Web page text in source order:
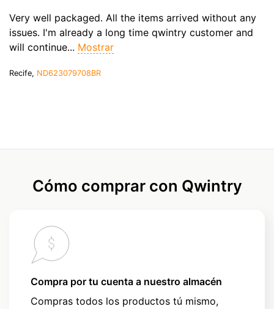
Very well packaged. All the items arrived without any
issues. I'm already a long time qwintry customer and
will continue... Mostrar
Recife, ND623079708BR
Cómo comprar con Qwintry
Compra por tu cuenta a nuestro almacén
Compras todos los productos tú mismo,